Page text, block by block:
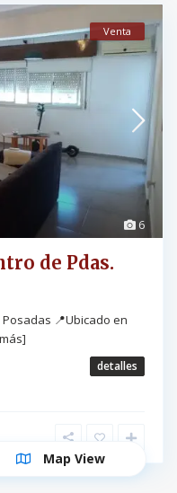
6
Venta
de Pdas.
📍Ubicado en
detalles
Map View